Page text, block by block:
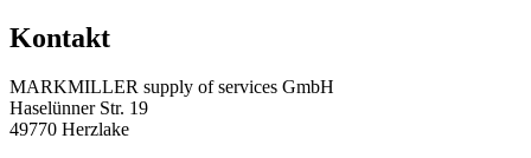
Kontakt
MARKMILLER supply of services GmbH
Haselünner Str. 19
49770 Herzlake